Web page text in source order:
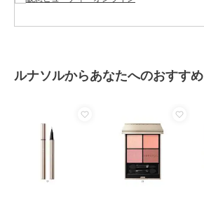
原産国 -
ルナソルからあなたへのおすすめ